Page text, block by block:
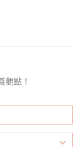
觀點！